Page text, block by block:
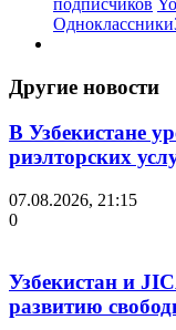
подписчиков
Одноклассники
Другие новости
В Узбекистане
риэлторских
07.08.2026, 21:15
0
Узбекистан и
развитию